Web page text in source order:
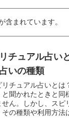
含まれています。
チュアル占い
いの種類
リチュアル占いと
と聞かれたときと同
せん。しかし、ス
その種類や利用方法